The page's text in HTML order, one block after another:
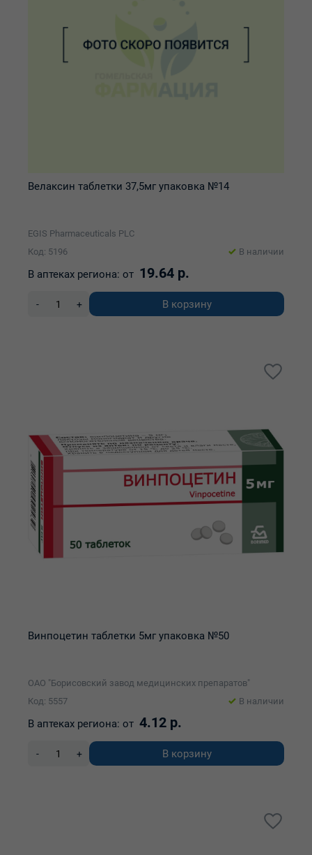
Велаксин таблетки 37,5мг упаковка №14
EGIS Pharmaceuticals PLC
Код: 5196
В наличии
В аптеках региона: от 19.64 р.
- + В корзину
Винпоцетин таблетки 5мг упаковка №50
ОАО "Борисовский завод медицинских препаратов"
Код: 5557
В наличии
В аптеках региона: от 4.12 р.
- + В корзину